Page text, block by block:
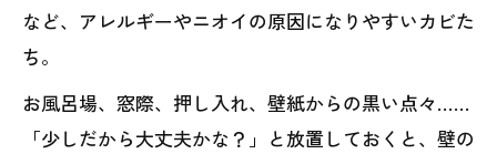
など、アレルギーやニオイの原因になりやすいカビた
ち。
お風呂場、窓際、押し入れ、壁紙からの黒い点々……
「少しだから大丈夫かな？」と放置しておくと、壁の